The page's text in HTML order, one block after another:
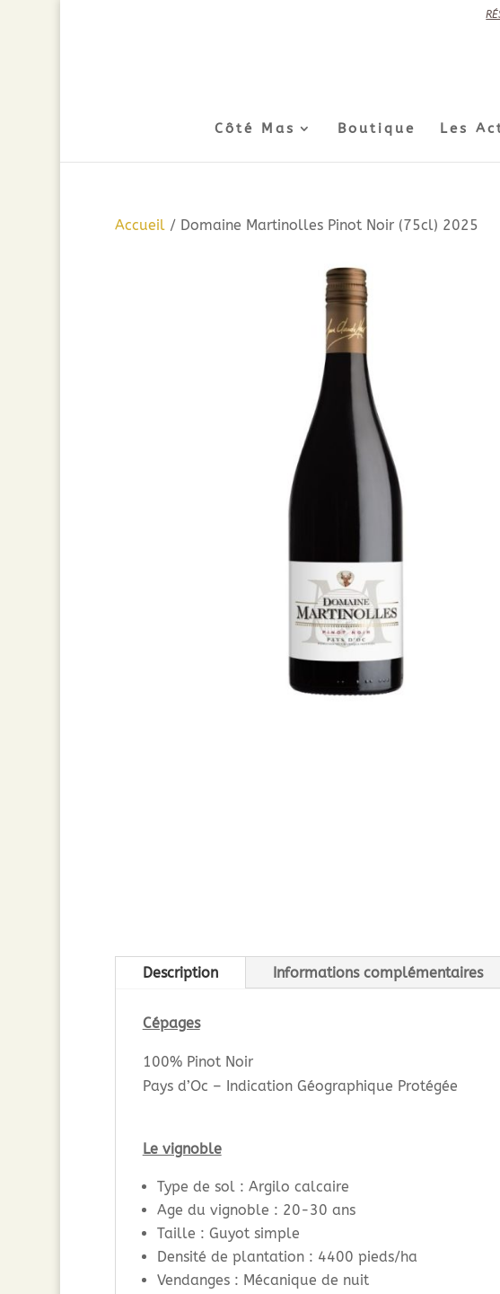
Côté Mas Boutique Les
Accueil/ Domaine Martinolles Pinot Noir (75cl) 2025
Description Informations complémentaires
Cépages
100% Pinot Noir
Pays d’Oc – Indication Géographique Protégée
Le vignoble
Type de sol : Argilo calcaire
Age du vignoble : 20-30 ans
Taille : Guyot simple
Densité de plantation : 4400 pieds/ha
Vendanges : Mécanique de nuit